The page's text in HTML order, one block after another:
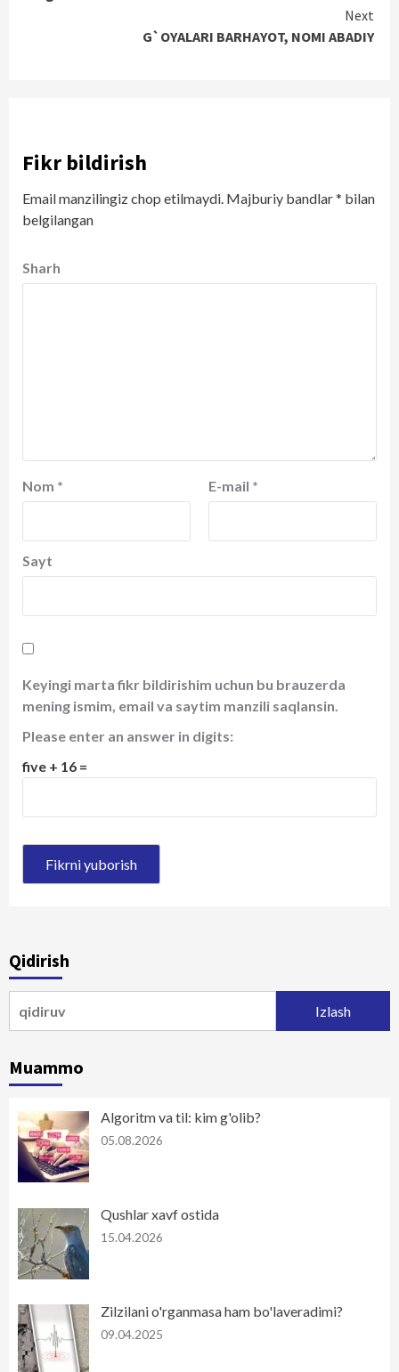
Next
G`OYALARI BARHAYOT, NOMI ABADIY
Fikr bildirish
Email manzilingiz chop etilmaydi. Majburiy bandlar* bilan
belgilangan
Sharh
Nom * E-mail *
Sayt
Keyingi marta fikr bildirishim uchun bu brauzerda
mening ismim, email va saytim manzili saqlansin.
Please enter an answer in digits:
five + 16 =
Qidirish
Muammo
Algoritm va til: kim g'olib?
05.08.2026
Qushlar xavf ostida
15.04.2026
Zilzilani o'rganmasa ham bo'laveradimi?
09.04.2025